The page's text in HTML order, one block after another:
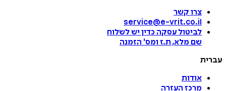
צרו קשר
service@e-vrit.co.il
לביטול עסקה כדין יש לשלוח
שם מלא, ת.ז ומס' הזמנה
עברית
אודות
מרכז העזרה